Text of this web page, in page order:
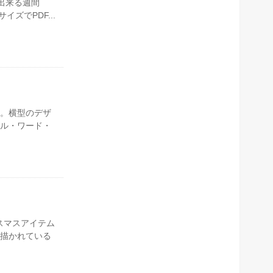
来る週間
イズでPDF...
横型のデザ
・ワード・
マスアイテム
かれている